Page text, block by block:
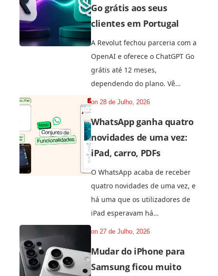
Go grátis aos seus
clientes em Portugal
A Revolut fechou parceria com a
OpenAI e oferece o ChatGPT Go
grátis até 12 meses,
dependendo do plano. Vê…
on28 de Julho, 2026
WhatsApp ganha quatro
novidades de uma vez:
iPad, carro, PDFs
O WhatsApp acaba de receber
quatro novidades de uma vez, e
há uma que os utilizadores de
iPad esperavam há…
on27 de Julho, 2026
Mudar do iPhone para
Samsung ficou muito